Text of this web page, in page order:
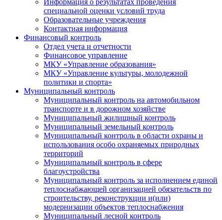
Информация о результатах проведения
специальной оценки условий труда
Образовательные учреждения
Контактная информация
Финансовый контроль
Отдел учета и отчетности
Финансовое управление
МКУ «Управление образования»
МКУ «Управление культуры, молодежной
политики и спорта»
Муниципальный контроль
Муниципальный контроль на автомобильном
транспорте и в дорожном хозяйстве
Муниципальный жилищный контроль
Муниципальный земельный контроль
Муниципальный контроль в области охраны и
использования особо охраняемых природных
территорий
Муниципальный контроль в сфере
благоустройства
Муниципальный контроль за исполнением единой
теплоснабжающей организацией обязательств по
строительству, реконструкции и(или)
модернизации объектов теплоснабжения
Муниципальный лесной контроль